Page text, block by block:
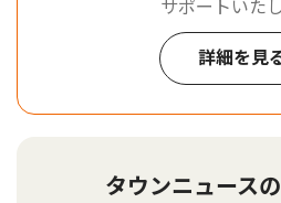
サポートいたし
詳細を見
タウンニュース